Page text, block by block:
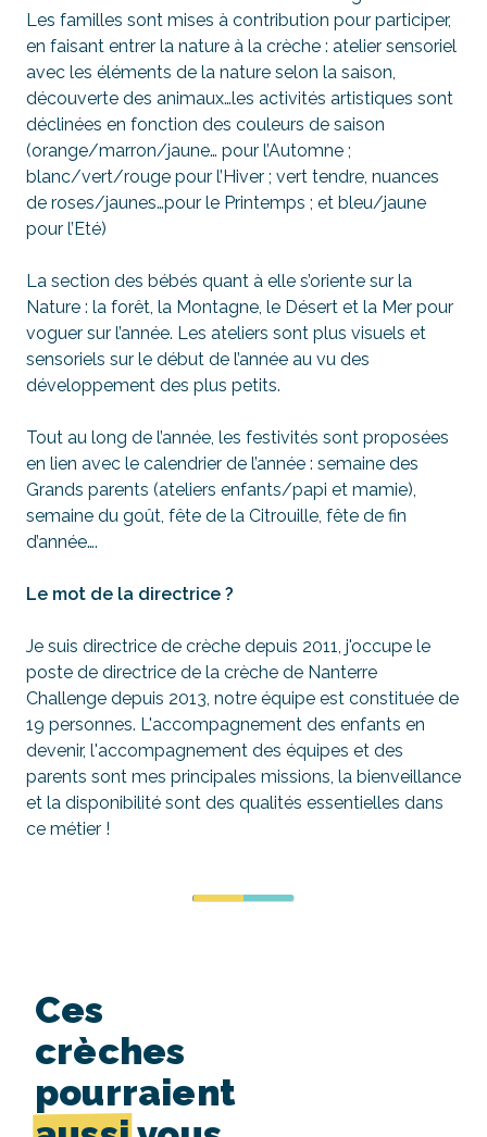
Les familles sont mises à contribution pour participer,
en faisant entrer la nature à la crèche : atelier sensoriel
avec les éléments de la nature selon la saison,
découverte des animaux…les activités artistiques sont
déclinées en fonction des couleurs de saison
(orange/marron/jaune… pour l’Automne ;
blanc/vert/rouge pour l’Hiver ; vert tendre, nuances
de roses/jaunes…pour le Printemps ; et bleu/jaune
pour l’Eté)
La section des bébés quant à elle s’oriente sur la
Nature : la forêt, la Montagne, le Désert et la Mer pour
voguer sur l’année. Les ateliers sont plus visuels et
sensoriels sur le début de l’année au vu des
développement des plus petits.
Tout au long de l’année, les festivités sont proposées
en lien avec le calendrier de l’année : semaine des
Grands parents (ateliers enfants/papi et mamie),
semaine du goût, fête de la Citrouille, fête de fin
d’année….
Le mot de la directrice ?
Je suis directrice de crèche depuis 2011, j'occupe le
poste de directrice de la crèche de Nanterre
Challenge depuis 2013, notre équipe est constituée de
19 personnes. L'accompagnement des enfants en
devenir, l'accompagnement des équipes et des
parents sont mes principales missions, la bienveillance
et la disponibilité sont des qualités essentielles dans
ce métier !
Ces
crèches
pourraient